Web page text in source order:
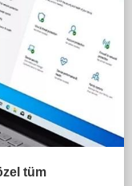
tüm